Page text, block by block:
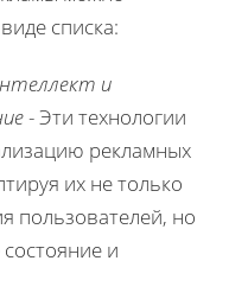
списка:
и
- Эти технологии
рекламных
их не только
пользователей, но
и